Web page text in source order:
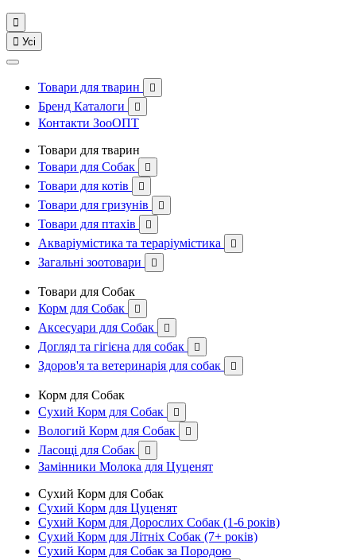

 Усі
Товари для тварин 
Бренд Каталоги 
Контакти ЗооОПТ
Товари для тварин
Товари для Собак

Товари для котів 
Товари для гризунів 
Товари для птахів 
Акваріумістика та тераріумістика 
Загальні зоотовари 
Товари для Собак
Корм для Собак

Аксесуари для Собак 
Догляд та гігієна для собак 
Здоров'я та ветеринарія для собак 
Корм для Собак
Сухий Корм для Собак

Вологий Корм для Собак 
Ласощі для Собак 
Замінники Молока для Цуценят
Сухий Корм для Собак
Сухий Корм для Цуценят
Сухий Корм для Дорослих Собак (1-6 років)
Сухий Корм для Літніх Собак (7+ років)
Сухий Корм для Собак за Породою